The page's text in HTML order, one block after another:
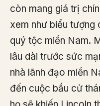
còn mang giá trị
xem như biểu tượng
quý tộc miền Nam.
lâu dài trước sức
nhà lãnh đạo miền
đến cuộc bầu cử